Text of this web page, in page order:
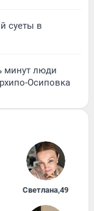
суеты в
минут люди
Осиповка
Светлана,49